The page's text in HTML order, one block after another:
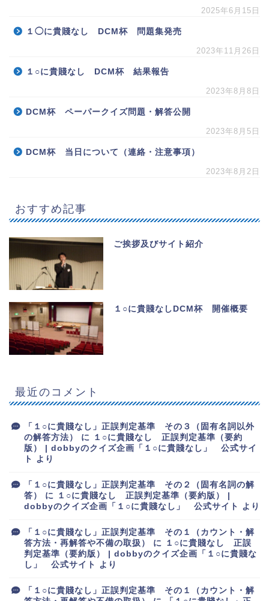
2025年6月15日
１◯に貴賤なし DCM杯 問題集発売
2023年11月26日
１○に貴賤なし DCM杯 結果報告
2023年8月8日
DCM杯 ペーパークイズ問題・解答公開
2023年8月5日
DCM杯 当日について（連絡・注意事項）
2023年8月2日
おすすめ記事
ご挨拶及びサイト紹介
１○に貴賤なしDCM杯 開催概要
最近のコメント
「１○に貴賤なし」正誤判定基準 その３（固有名詞以外
の解答方法）
に １○に貴賤なし 正誤判定基準（要約
版） | dobbyのクイズ企画「１○に貴賤なし」 公式サイ
ト より
「１○に貴賤なし」正誤判定基準 その２（固有名詞の解
答）
に １○に貴賤なし 正誤判定基準（要約版） |
dobbyのクイズ企画「１○に貴賤なし」 公式サイト より
「１○に貴賤なし」正誤判定基準 その１（カウント・解
答方法・再解答や不備の取扱）
に １○に貴賤なし 正誤
判定基準（要約版） | dobbyのクイズ企画「１○に貴賤な
し」 公式サイト より
「１○に貴賤なし」正誤判定基準 その１（カウント・解